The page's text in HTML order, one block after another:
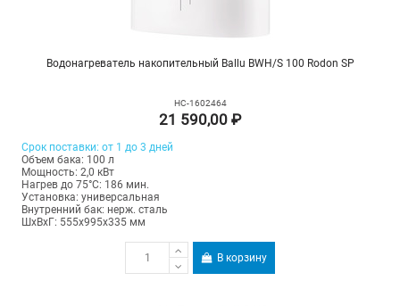
Водонагреватель накопительный Ballu BWH/S 100 Rodon SP
НС-1602464
21 590,00 ₽
Срок поставки: от 1 до 3 дней
Объем бака: 100 л
Мощность: 2,0 кВт
Нагрев до 75°С: 186 мин.
Установка: универсальная
Внутренний бак: нерж. сталь
ШхВхГ: 555х995х335 мм
В корзину